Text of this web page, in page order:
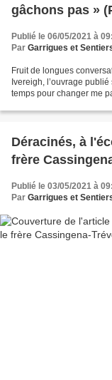
gâchons pas »
Publié le 06/05/2021 à
Par Garrigues et
Fruit de longues
Ivereigh, l’ouvrage
temps pour changer me
Déracinés, à
frère
Publié le 03/05/2021 à
Par Garrigues et